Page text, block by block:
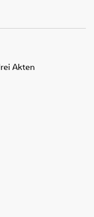
Akten